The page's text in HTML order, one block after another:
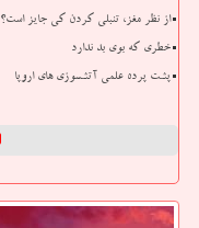
از نظر مغز، تنبلی کردن کی جایز است؟
خطری که بوی بد ندارد
پشت پرده علمی آتشسوزی های اروپا